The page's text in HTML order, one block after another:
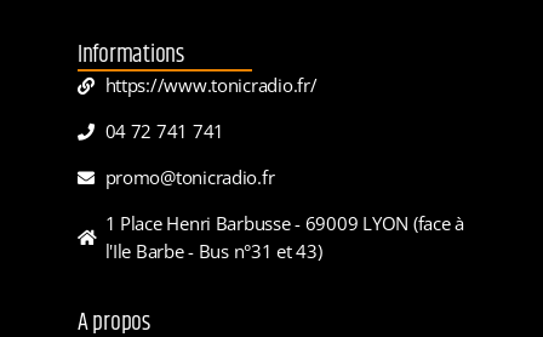
Informations
https://www.tonicradio.fr/
04 72 741 741
promo@tonicradio.fr
1 Place Henri Barbusse - 69009 LYON (face à
l'Ile Barbe - Bus n°31 et 43)
A propos